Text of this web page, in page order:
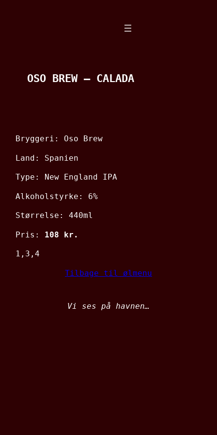
OSO BREW – CALADA
Bryggeri: Oso Brew
Land: Spanien
Type: New England IPA
Alkoholstyrke: 6%
Størrelse: 440ml
Pris: 108 kr.
1,3,4
Tilbage til ølmenu
Vi ses på havnen…